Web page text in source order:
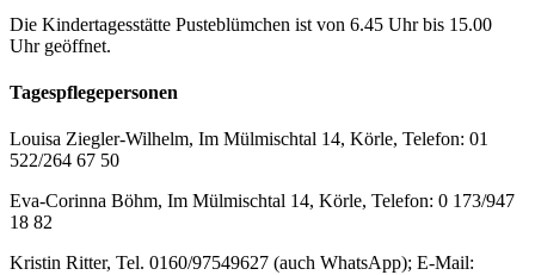
Die Kindertagesstätte Pusteblümchen ist von 6.45 Uhr bis 15.00
Uhr geöffnet.
Tagespflegepersonen
Louisa Ziegler-Wilhelm, Im Mülmischtal 14, Körle, Telefon: 01
522/264 67 50
Eva-Corinna Böhm, Im Mülmischtal 14, Körle, Telefon: 0 173/947
18 82
Kristin Ritter, Tel. 0160/97549627 (auch WhatsApp); E-Mail: